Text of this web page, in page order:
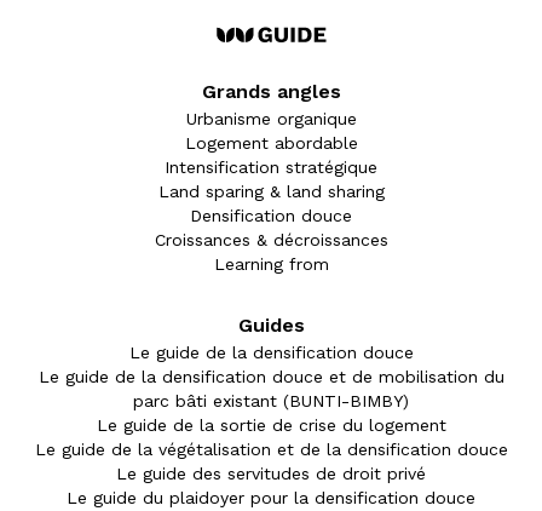
Grands angles
Urbanisme organique
Logement abordable
Intensification stratégique
Land sparing & land sharing
Densification douce
Croissances & décroissances
Learning from
Guides
Le guide de la densification douce
Le guide de la densification douce et de mobilisation du
parc bâti existant (BUNTI-BIMBY)
Le guide de la sortie de crise du logement
Le guide de la végétalisation et de la densification douce
Le guide des servitudes de droit privé
Le guide du plaidoyer pour la densification douce